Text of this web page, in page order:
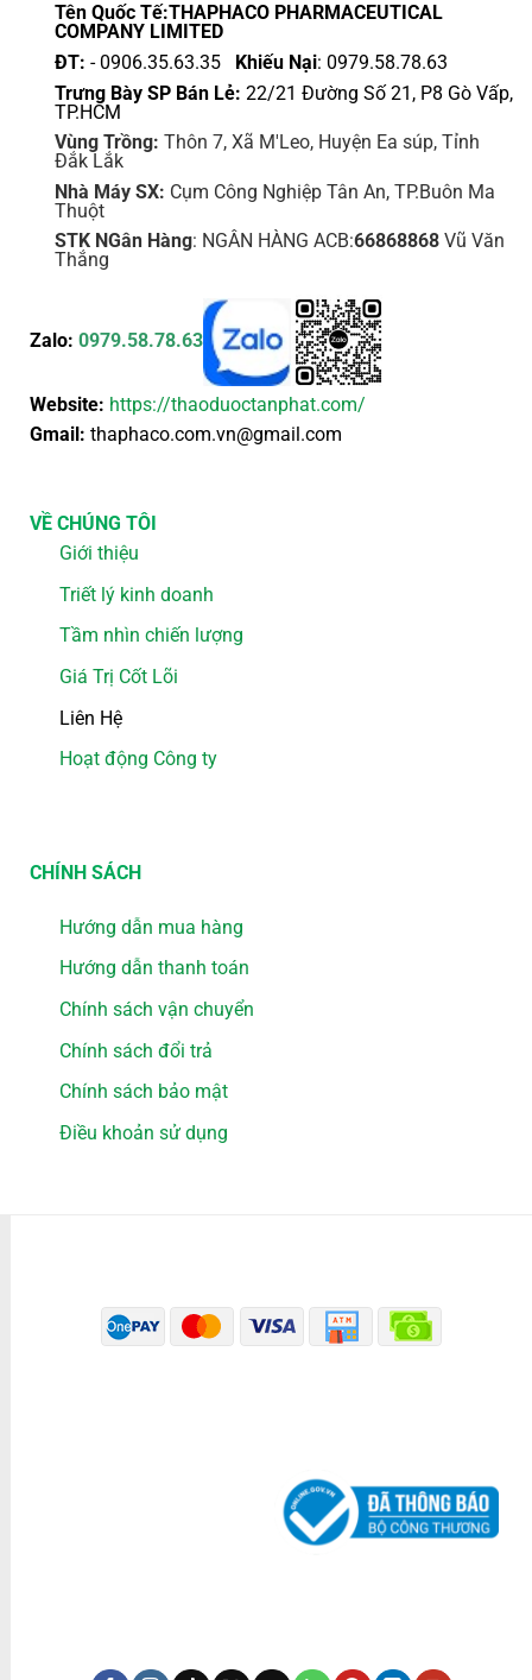
Tên Quốc Tế:THAPHACO PHARMACEUTICAL
COMPANY LIMITED
ĐT: - 0906.35.63.35 Khiếu Nại: 0979.58.78.63
Trưng Bày SP Bán Lẻ: 22/21 Đường Số 21, P8 Gò Vấp,
TP.HCM
Vùng Trồng: Thôn 7, Xã M'Leo, Huyện Ea súp, Tỉnh
Đắk Lắk
Nhà Máy SX: Cụm Công Nghiệp Tân An, TP.Buôn Ma
Thuột
STK NGân Hàng: NGÂN HÀNG ACB:66868868Vũ Văn
Thắng
Zalo: 0979.58.78.63
Website: https://thaoduoctanphat.com/
Gmail: thaphaco.com.vn@gmail.com
VỀ CHÚNG TÔI
Giới thiệu
Triết lý kinh doanh
Tầm nhìn chiến lượng
Giá Trị Cốt Lõi
Liên Hệ
Hoạt động Công ty
CHÍNH SÁCH
Hướng dẫn mua hàng
Hướng dẫn thanh toán
Chính sách vận chuyển
Chính sách đổi trả
Chính sách bảo mật
Điều khoản sử dụng